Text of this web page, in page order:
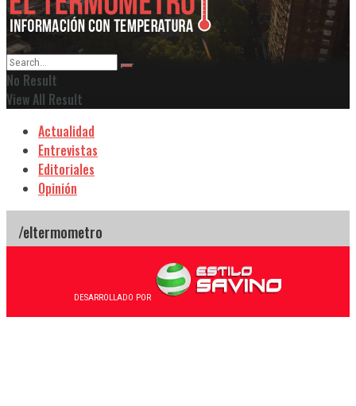
No Result
View All Result
Actualidad
Entrevistas
Editoriales
Opinión
DESARROLLADO POR